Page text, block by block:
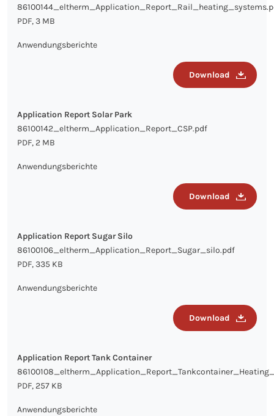
PDF, 3 MB
Anwendungsberichte
Download
Application Report Solar Park
86100142_eltherm_Application_Report_CSP.pdf
PDF, 2 MB
Anwendungsberichte
Download
Application Report Sugar Silo
86100106_eltherm_Application_Report_Sugar_silo.pdf
PDF, 335 KB
Anwendungsberichte
Download
Application Report Tank Container
PDF, 257 KB
Anwendungsberichte